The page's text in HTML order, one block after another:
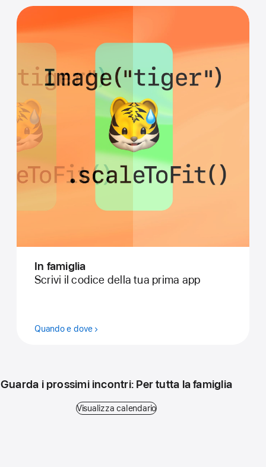
In famiglia
Scrivi il codice della tua prima app
Quando e dove
Guarda i prossimi incontri: Per tutta la famiglia
Visualizza calendario